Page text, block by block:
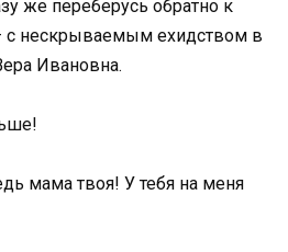
же переберусь обратно к
с нескрываемым ехидством в
Ивановна.
мама твоя! У тебя на меня